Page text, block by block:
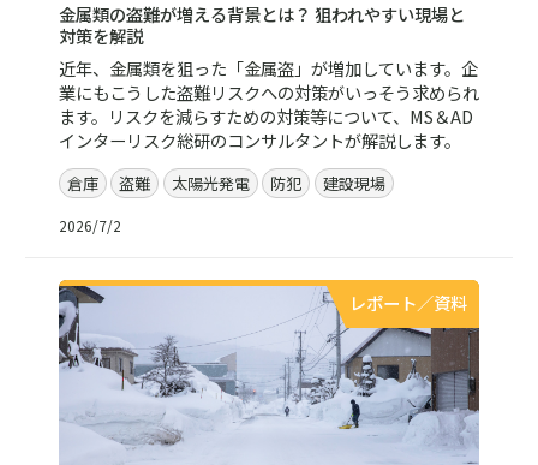
金属類の盗難が増える背景とは？ 狙われやすい現場と
対策を解説
近年、金属類を狙った「金属盗」が増加しています。企
業にもこうした盗難リスクへの対策がいっそう求められ
ます。リスクを減らすための対策等について、MS＆AD
インターリスク総研のコンサルタントが解説します。
倉庫 盗難 太陽光発電 防犯 建設現場
2026/7/2
レポート／資料